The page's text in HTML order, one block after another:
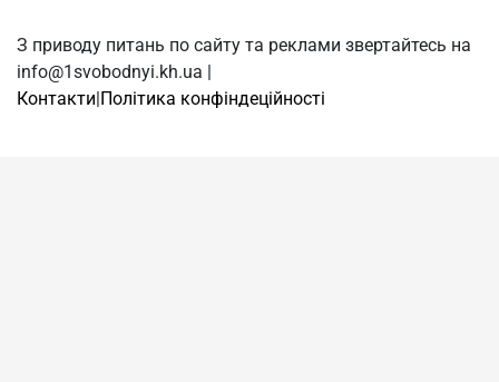
З приводу питань по сайту та реклами звертайтесь на
info@1svobodnyi.kh.ua |
Контакти Політика конфіндеційності